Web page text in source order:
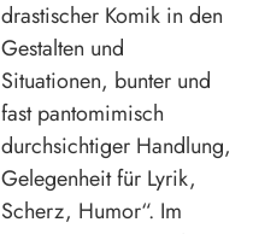
drastischer Komik in den
Gestalten und
Situationen, bunter und
fast pantomimisch
durchsichtiger Handlung,
Gelegenheit für Lyrik,
Scherz, Humor“. Im